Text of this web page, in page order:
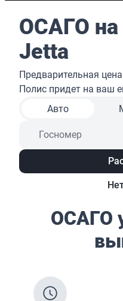
Определение...
Отмена
Имущество
Ипотека
Жизнь и здоровье
Журнал